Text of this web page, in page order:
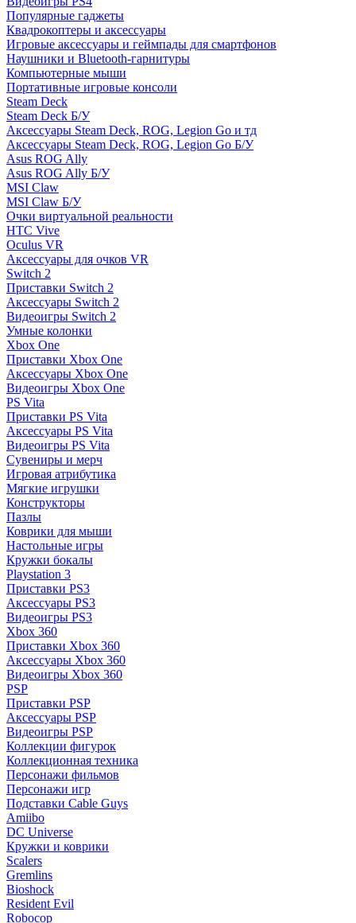
Популярные гаджеты
Квадрокоптеры и аксессуары
Игровые аксессуары и геймпады для смартфонов
Наушники и Bluetooth-гарнитуры
Компьютерные мыши
Портативные игровые консоли
Steam Deck
Steam Deck Б/У
Аксессуары Steam Deck, ROG, Legion Go и тд
Аксессуары Steam Deck, ROG, Legion Go Б/У
Asus ROG Ally
Asus ROG Ally Б/У
MSI Claw
MSI Claw Б/У
Очки виртуальной реальности
HTC Vive
Oculus VR
Аксессуары для очков VR
Switch 2
Приставки Switch 2
Аксессуары Switch 2
Видеоигры Switch 2
Умные колонки
Xbox One
Приставки Xbox One
Аксессуары Xbox One
Видеоигры Xbox One
PS Vita
Приставки PS Vita
Аксессуары PS Vita
Видеоигры PS Vita
Сувениры и мерч
Игровая атрибутика
Мягкие игрушки
Конструкторы
Пазлы
Коврики для мыши
Настольные игры
Кружки бокалы
Playstation 3
Приставки PS3
Аксессуары PS3
Видеоигры PS3
Xbox 360
Приставки Xbox 360
Аксессуары Xbox 360
Видеоигры Xbox 360
PSP
Приставки PSP
Аксессуары PSP
Видеоигры PSP
Коллекции фигурок
Коллекционная техника
Персонажи фильмов
Персонажи игр
Подставки Cable Guys
Amiibo
DC Universe
Кружки и коврики
Scalers
Gremlins
Bioshock
Resident Evil
Robocop